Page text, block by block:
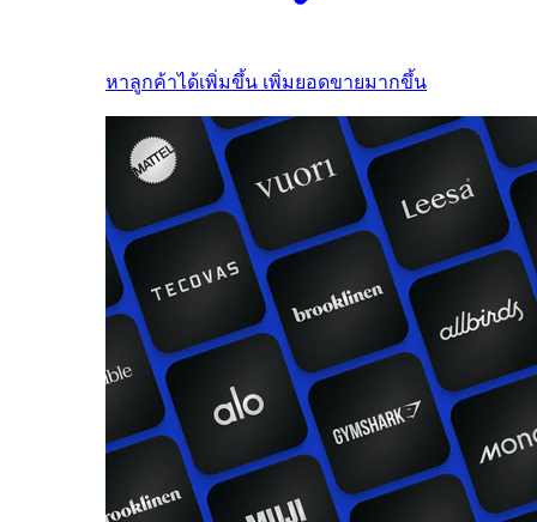
หาลูกค้าได้เพิ่มขึ้น เพิ่มยอดขายมากขึ้น